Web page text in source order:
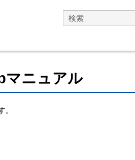
メイン コンテンツにスキップ
マニュアル
。